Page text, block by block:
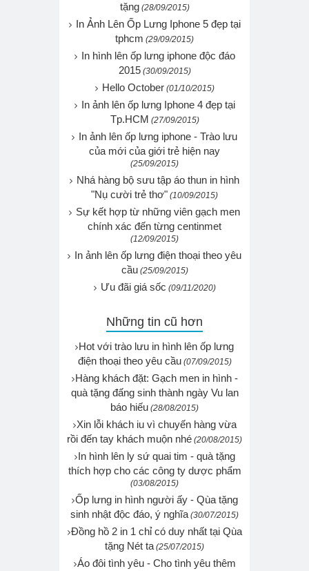
tặng (28/09/2015)
In Ảnh Lên Ốp Lưng Iphone 5 đẹp tại
tphcm (29/09/2015)
In hình lên ốp lưng iphone độc đáo
2015 (30/09/2015)
Hello October (01/10/2015)
In ảnh lên ốp lưng Iphone 4 đẹp tại
Tp.HCM (27/09/2015)
In ảnh lên ốp lưng iphone - Trào lưu
của mới của giới trẻ hiện nay
(25/09/2015)
Nhá hàng bộ sưu tập áo thun in hình
"Nụ cười trẻ thơ" (10/09/2015)
Sự kết hợp từ những viên gạch men
chính xác đến từng centinmet
(12/09/2015)
In ảnh lên ốp lưng điện thoại theo yêu
cầu (25/09/2015)
Ưu đãi giá sốc (09/11/2020)
Những tin cũ hơn
Hot với trào lưu in hình lên ốp lưng
điện thoại theo yêu cầu (07/09/2015)
Hàng khách đặt: Gạch men in hình -
quà tặng đấng sinh thành ngày Vu lan
báo hiếu (28/08/2015)
Xin lỗi khách iu vì chuyến hàng vừa
rồi đến tay khách muộn nhé (20/08/2015)
In hình lên ly sứ quai tim - quà tặng
thích hợp cho các công ty dược phẩm
(03/08/2015)
Ốp lưng in hình người ấy - Qùa tặng
sinh nhật độc đáo, ý nghĩa (30/07/2015)
Đồng hồ 2 in 1 chỉ có duy nhất tại Qùa
tặng Nét ta (25/07/2015)
Áo đôi tình yêu - Cho tình yêu thêm